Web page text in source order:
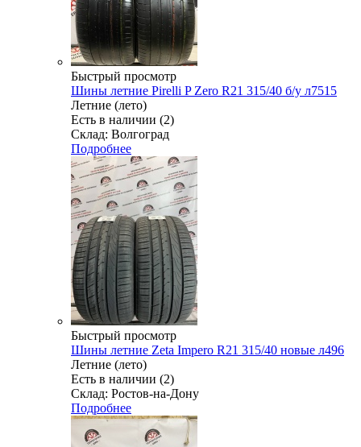
Быстрый просмотр
Шины летние Pirelli P Zero R21 315/40 б/у л7515
Летние (лето)
Есть в наличии (2)
Склад: Волгоград
Подробнее
Быстрый просмотр
Шины летние Zeta Impero R21 315/40 новые л496
Летние (лето)
Есть в наличии (2)
Склад: Ростов-на-Дону
Подробнее